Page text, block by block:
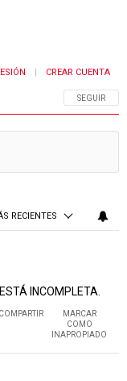
SIGA ESTA
SEGUIR
CREAR CUENTA
RECIENTES
INCOMPLETA.
COMPARTIR
MARCAR
COMO
INAPROPIADO